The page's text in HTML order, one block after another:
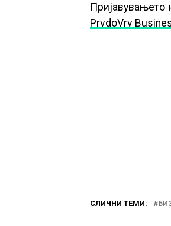
Пријавувањето
PrvdoVrv
СЛИЧНИ ТЕМИ: